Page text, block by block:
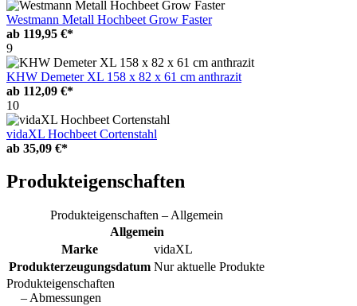
Westmann Metall Hochbeet Grow Faster
ab 119,95 €*
9
KHW Demeter XL 158 x 82 x 61 cm anthrazit
ab 112,09 €*
10
vidaXL Hochbeet Cortenstahl
ab 35,09 €*
Produkteigenschaften
Produkteigenschaften – Allgemein
Allgemein
Marke
vidaXL
Produkterzeugungsdatum Nur aktuelle Produkte
Produkteigenschaften
– Abmessungen